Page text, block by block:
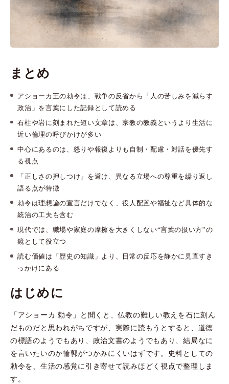
まとめ
アショーカ王の勅令は、戦争の反省から「人の苦しみを減らす
政治」を言葉にした記録として読める
石柱や岩に刻まれた短い文章は、宗教の教義というより生活に
近い倫理の呼びかけが多い
中心にあるのは、怒りや報復よりも自制・配慮・対話を優先す
る視点
「正しさの押しつけ」を避け、異なる立場への尊重を繰り返し
語る点が特徴
勅令は理想論の宣言だけでなく、役人配置や福祉など具体的な
統治の工夫も含む
現代では、職場や家庭の摩擦を大きくしない“言葉の扱い方”の
鏡として役立つ
読む価値は「歴史の知識」より、日常の反応を静かに見直すき
っかけにある
はじめに
「アショーカ 勅令」と聞くと、仏教の難しい教えを石に刻ん
だものだと思われがちですが、実際に読もうとすると、道徳
の標語のようでもあり、政治文書のようでもあり、結局なに
を言いたいのか輪郭がつかみにくいはずです。史料としての
勅令を、生活の感覚に引き寄せて読みほどく視点で整理しま
す。